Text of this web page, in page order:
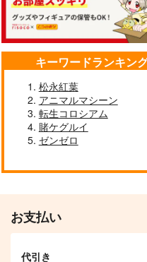
CANDY TRAP!
715
ファルコム オールキャ
880
キーワードランキン
松永紅葉
アニマルマシーン
転生コロシアム
賭ケグルイ
ゼンゼロ
お支払い
代引き